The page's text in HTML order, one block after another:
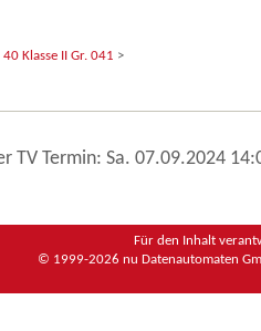
Klasse II Gr. 041 >
TV Termin: Sa. 07.09.2024
Für den Inhalt
© 1999-2026 nu Datenautomaten